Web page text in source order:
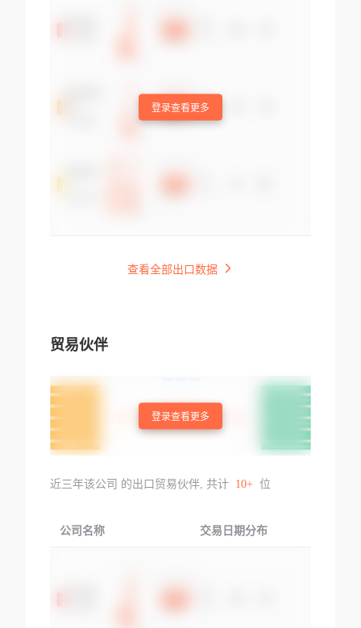
登录查看更多
查看全部出口数据
贸易伙伴
登录查看更多
近三年该公司 的出口贸易伙伴, 共计 10+ 位
公司名称 交易日期分布